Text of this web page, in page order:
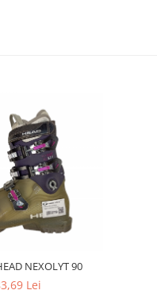
NEXOLYT 90
Lei